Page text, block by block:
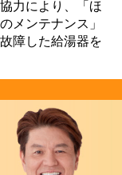
力により、「ほ
メンテナンス」
障した給湯器を